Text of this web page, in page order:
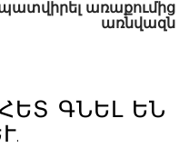
առաքումից
առնվազն
ԳՆԵԼ ԵՆ